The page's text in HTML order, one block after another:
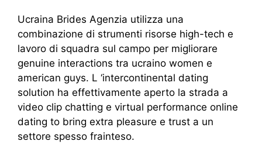
Ucraina Brides Agenzia utilizza una
combinazione di strumenti risorse high-tech e
lavoro di squadra sul campo per migliorare
genuine interactions tra ucraino women e
american guys. L ‘intercontinental dating
solution ha effettivamente aperto la strada a
video clip chatting e virtual performance online
dating to bring extra pleasure e trust a un
settore spesso frainteso.